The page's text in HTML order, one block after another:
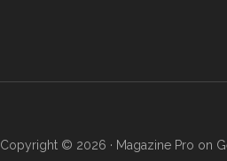
Copyright © 2026 · Magazine Pro on